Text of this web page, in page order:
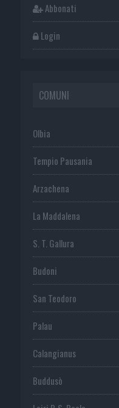
Abbonati
Login
COMUNI
Olbia
Tempio Pausania
Arzachena
La Maddalena
S. T. Gallura
Budoni
San Teodoro
Palau
Calangianus
Buddusò